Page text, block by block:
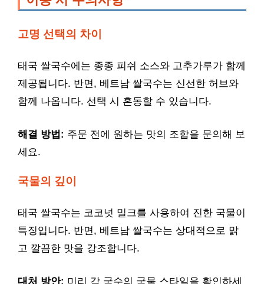
고명 선택의 차이
태국 쌀국수에는 종종 피쉬 소스와 고추가루가 함께
제공됩니다. 반면, 베트남 쌀국수는 신선한 허브와
함께 나옵니다. 선택 시 혼동할 수 있습니다.
해결 방법: 주문 전에 원하는 맛의 조합을 문의해 보
세요.
국물의 깊이
태국 쌀국수는 코코넛 밀크를 사용하여 진한 국물이
특징입니다. 반면, 베트남 쌀국수는 상대적으로 맑
고 깔끔한 맛을 강조합니다.
대처 방안: 미리 각 국수의 국물 스타일을 확인하세